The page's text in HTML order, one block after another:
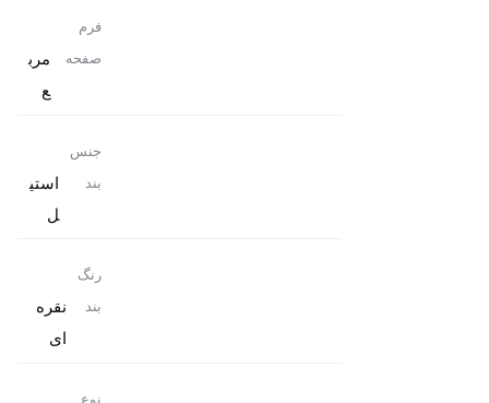
فرم
صفحه
مرب
ع
جنس
بند
استی
ل
رنگ
بند
نقره
ای
نوع